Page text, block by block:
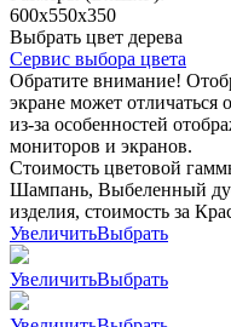
600x550x350
Выбрать цвет дерева
Сервис выбора цвета
Обратите внимание!
экране может отличаться
из-за особенностей
мониторов и экранов.
Стоимость цветовой
Шампань, Выбеленный
изделия, стоимость за
УвеличитьВыбрать
УвеличитьВыбрать